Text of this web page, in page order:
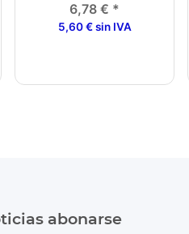
6,78 € *
5,60 € sin IVA
abonarse